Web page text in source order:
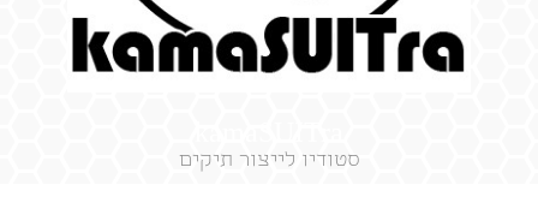
סטודיו לייצור תיקים